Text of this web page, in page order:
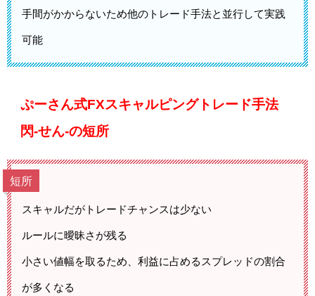
手間がかからないため他のトレード手法と並行して実践
可能
ぷーさん式FXスキャルピングトレード手法
閃-せん-の短所
短所
スキャルだがトレードチャンスは少ない
ルールに曖昧さが残る
小さい値幅を取るため、利益に占めるスプレッドの割合
が多くなる